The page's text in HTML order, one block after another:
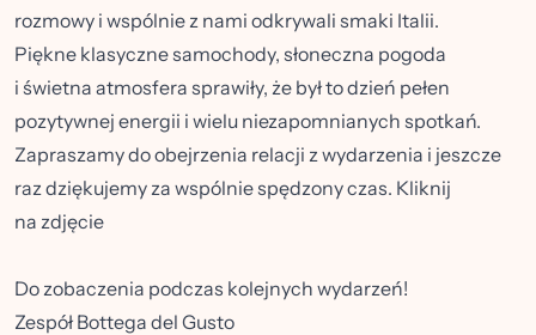
rozmowy i wspólnie z nami odkrywali smaki Italii.
Piękne klasyczne samochody, słoneczna pogoda
i świetna atmosfera sprawiły, że był to dzień pełen
pozytywnej energii i wielu niezapomnianych spotkań.
Zapraszamy do obejrzenia relacji z wydarzenia i jeszcze
raz dziękujemy za wspólnie spędzony czas. Kliknij
na zdjęcie
Do zobaczenia podczas kolejnych wydarzeń!
Zespół Bottega del Gusto